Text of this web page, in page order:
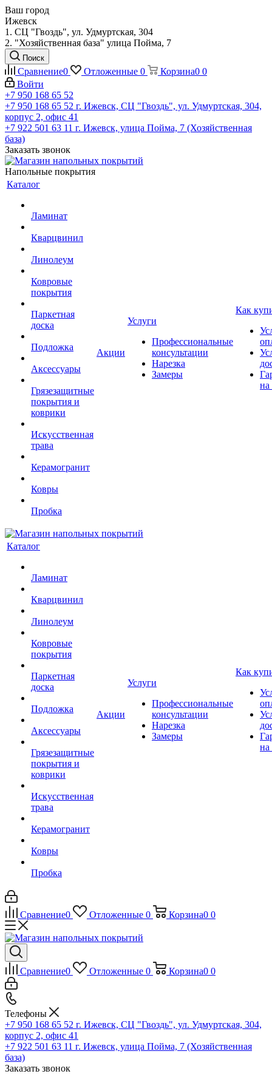
Ваш город
Ижевск
1. СЦ "Гвоздь", ул. Удмуртская, 304
2. "Хозяйственная база" улица Пойма, 7
Поиск
Сравнение0 Отложенные 0 Корзина0 0
Войти
+7 950 168 65 52
+7 950 168 65 52 г. Ижевск, СЦ "Гвоздь", ул. Удмуртская, 304,
корпус 2, офис 41
+7 922 501 63 11 г. Ижевск, улица Пойма, 7 (Хозяйственная
база)
Заказать звонок
Напольные покрытия
Каталог
Ламинат
Кварцвинил
Линолеум
Ковровые
покрытия
Паркетная
доска
Подложка
Аксессуары
Грязезащитные
покрытия и
коврики
Искусственная
трава
Керамогранит
Ковры
Пробка
Акции
Услуги
Профессиональные
консультации
Нарезка
Замеры
Как
на
Каталог
Ламинат
Кварцвинил
Линолеум
Ковровые
покрытия
Паркетная
доска
Подложка
Аксессуары
Грязезащитные
покрытия и
коврики
Искусственная
трава
Керамогранит
Ковры
Пробка
Акции
Услуги
Профессиональные
консультации
Нарезка
Замеры
Как
на
Сравнение0 Отложенные 0 Корзина0 0
Сравнение0 Отложенные 0 Корзина0 0
Телефоны
+7 950 168 65 52 г. Ижевск, СЦ "Гвоздь", ул. Удмуртская, 304,
корпус 2, офис 41
+7 922 501 63 11 г. Ижевск, улица Пойма, 7 (Хозяйственная
база)
Заказать звонок